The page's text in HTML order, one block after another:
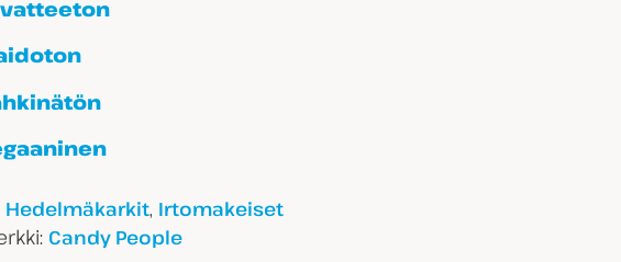
Hedelmäkarkit, Irtomakeiset
Candy People